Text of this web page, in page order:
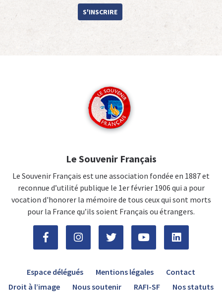
S'INSCRIRE
Le Souvenir Français
Le Souvenir Français est une association fondée en 1887 et
reconnue d’utilité publique le 1er février 1906 qui a pour
vocation d'honorer la mémoire de tous ceux qui sont morts
pour la France qu’ils soient Français ou étrangers.
Espace délégués Mentions légales
Contact
Droit à l’image
Nous soutenir RAFI-SF Nos statuts